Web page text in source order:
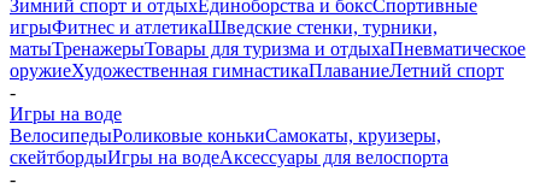
Зимний спорт и отдыхЕдиноборства и боксСпортивные
игрыФитнес и атлетикаШведские стенки, турники,
матыТренажерыТовары для туризма и отдыхаПневматическое
оружиеХудожественная гимнастикаПлаваниеЛетний спорт
-
Игры на воде
ВелосипедыРоликовые конькиСамокаты, круизеры,
скейтбордыИгры на водеАксессуары для велоспорта
-